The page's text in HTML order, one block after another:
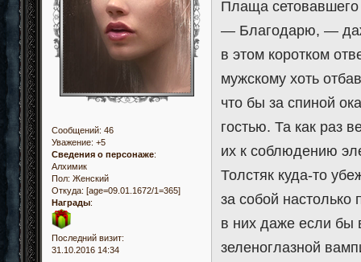
Сообщений: 46
Уважение: +5
Сведения о персонаже:
Алхимик
Пол: Женский
Откуда: [age=09.01.1672/1=365]
Награды:
Последний визит:
31.10.2016 14:34
Плаща
— Благодарю, —
в этом коротком
мужскому хоть
что бы за спиной
гостью. Та как раз
их к соблюдению
Толстяк куда-то
за собой
в них даже если бы
зеленоглазной